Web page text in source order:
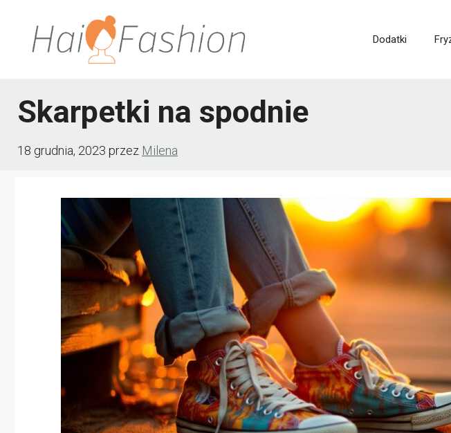
Dodatki
Skarpetki na spodnie
18 grudnia, 2023 przez Milena